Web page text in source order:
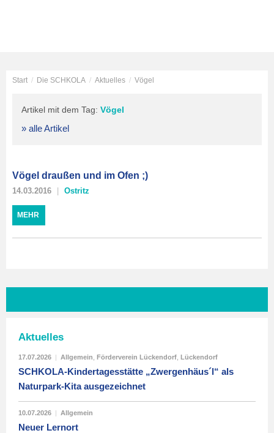
Start / Die SCHKOLA / Aktuelles / Vögel
Artikel mit dem Tag: Vögel
» alle Artikel
Vögel draußen und im Ofen ;)
14.03.2016 Ostritz
MEHR
Aktuelles
17.07.2026 | Allgemein Förderverein Lückendorf Lückendorf
SCHKOLA-Kindertagesstätte „Zwergenhäus´l“ als
Naturpark-Kita ausgezeichnet
10.07.2026 | Allgemein
Neuer Lernort